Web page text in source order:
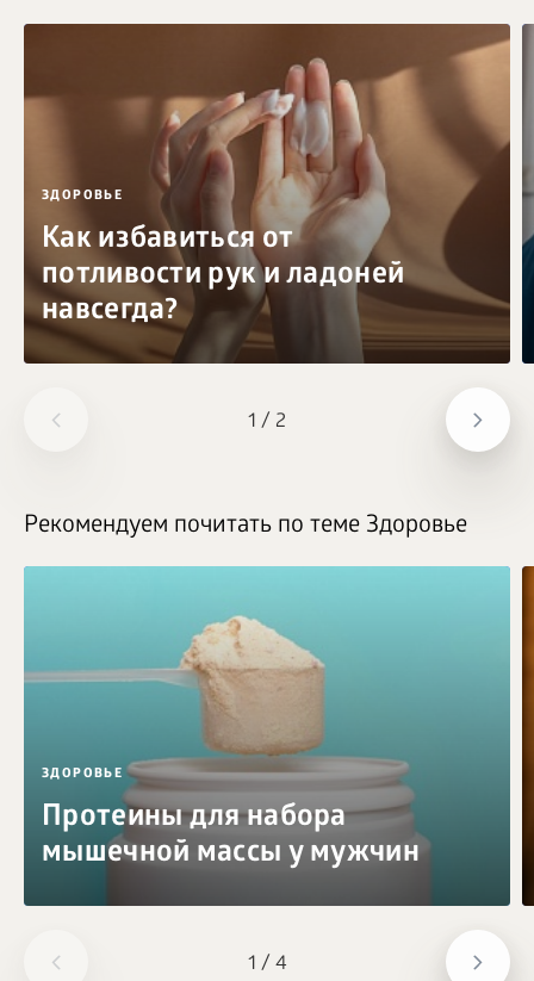
1 / 2
ЗДОРОВЬЕ
Как избавиться от
потливости рук и ладоней
навсегда?
1 / 4
Рекомендуем почитать по теме Здоровье
ЗДОРОВЬЕ
Протеины для набора
мышечной массы у мужчин